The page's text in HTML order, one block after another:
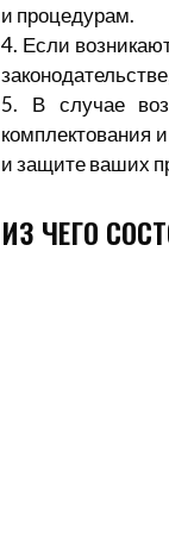
и процедурам.
4. Если
5. В случае
комплектования
и защите ваших
ИЗ ЧЕГО